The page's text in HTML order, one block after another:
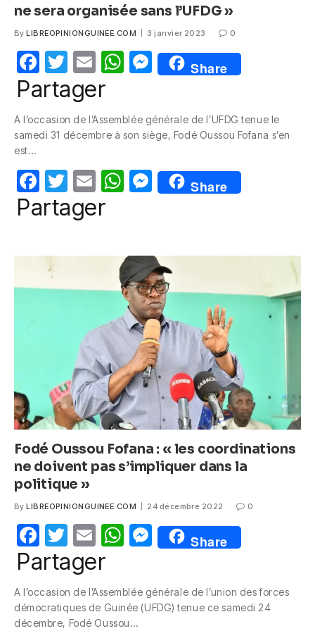
ne sera organisée sans l’UFDG »
By LIBREOPINIONGUINEE.COM 3 janvier 2023 0
F
a
e
o
o
k
T
w
itt
er
E
m
W
s
p
p
M
e
e
g
er
Share
Partager
A l’occasion de l’Assemblée générale de l’UFDG tenue le
samedi 31 décembre à son siège, Fodé Oussou Fofana s’en
est…
F
a
b
o
T
w
itt
E
m
W
A
p
p
M
e
n
g
er
Share
Partager
Fodé Oussou Fofana : « les coordinations
ne doivent pas s’impliquer dans la
politique »
By LIBREOPINIONGUINEE.COM 24 décembre 2022 0
F
a
e
b
T
w
itt
er
E
m
W
s
A
M
e
e
Share
Partager
A l’occasion de l’Assemblée générale de l’union des forces
démocratiques de Guinée (UFDG) tenue ce samedi 24
décembre, Fodé Oussou…